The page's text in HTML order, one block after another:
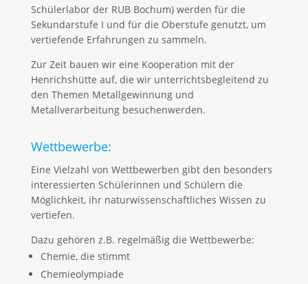
Schülerlabor der RUB Bochum) werden für die
Sekundarstufe I und für die Oberstufe genutzt, um
vertiefende Erfahrungen zu sammeln.
Zur Zeit bauen wir eine Kooperation mit der
Henrichshütte auf, die wir unterrichtsbegleitend zu
den Themen Metallgewinnung und
Metallverarbeitung besuchenwerden.
Wettbewerbe:
Eine Vielzahl von Wettbewerben gibt den besonders
interessierten Schülerinnen und Schülern die
Möglichkeit, ihr naturwissenschaftliches Wissen zu
vertiefen.
Dazu gehören z.B. regelmäßig die Wettbewerbe:
Chemie, die stimmt
Chemieolympiade